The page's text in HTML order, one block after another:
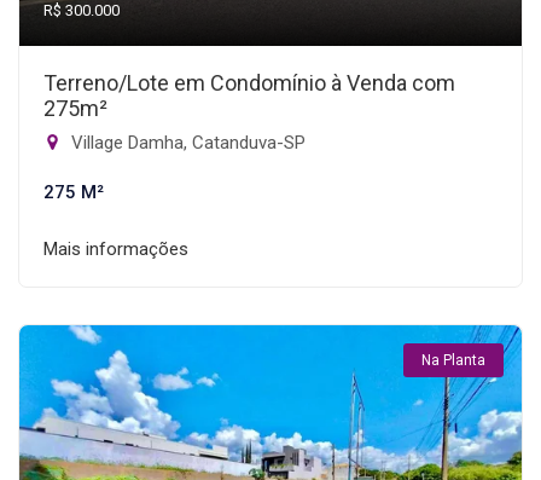
R$ 300.000
Terreno/Lote em Condomínio à Venda com
275m²
Village Damha, Catanduva-SP
275 M²
Mais informações
Na Planta